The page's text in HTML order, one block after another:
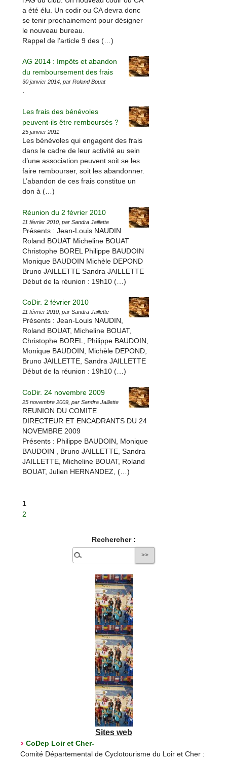
a été élu. Un codir ou CA devra donc
se tenir prochainement pour désigner
le nouveau bureau.
Rappel de l’article 9 des (…)
AG 2014 : Impôts et abandon
du remboursement des frais
30 janvier 2014, par Roland Bouat
.
Les frais des bénévoles
peuvent-ils être remboursés ?
25 janvier 2011
Les bénévoles qui engagent des frais
dans le cadre de leur activité au sein
d’une association peuvent soit se les
faire rembourser, soit les abandonner.
L’abandon de ces frais constitue un
don à (…)
Réunion du 2 février 2010
11 février 2010, par Sandra Jaillette
Présents : Jean-Louis NAUDIN
Roland BOUAT Micheline BOUAT
Christophe BOREL Philippe BAUDOIN
Monique BAUDOIN Michèle DEPOND
Bruno JAILLETTE Sandra JAILLETTE
Début de la réunion : 19h10 (…)
CoDir. 2 février 2010
11 février 2010, par Sandra Jaillette
Présents : Jean-Louis NAUDIN,
Roland BOUAT, Micheline BOUAT,
Christophe BOREL, Philippe BAUDOIN,
Monique BAUDOIN, Michèle DEPOND,
Bruno JAILLETTE, Sandra JAILLETTE
Début de la réunion : 19h10 (…)
CoDir. 24 novembre 2009
25 novembre 2009, par Sandra Jaillette
REUNION DU COMITE
DIRECTEUR ET ENCADRANTS DU 24
NOVEMBRE 2009
Présents : Philippe BAUDOIN, Monique
BAUDOIN , Bruno JAILLETTE, Sandra
JAILLETTE, Micheline BOUAT, Roland
BOUAT, Julien HERNANDEZ, (…)
1
2
Rechercher :
Sites web
CoDep Loir et Cher-
Comité Départemental de Cyclotourisme du Loir et Cher :